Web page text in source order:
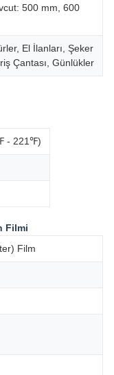
500 mm, 600
El İlanları, Şeker
Çantası, Günlükler
- 221℉)
Filmi
Film